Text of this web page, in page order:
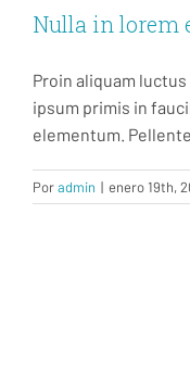
Nulla in lorem
Proin aliquam
ipsum primis in
elementum.
Poradmin | enero 19th,